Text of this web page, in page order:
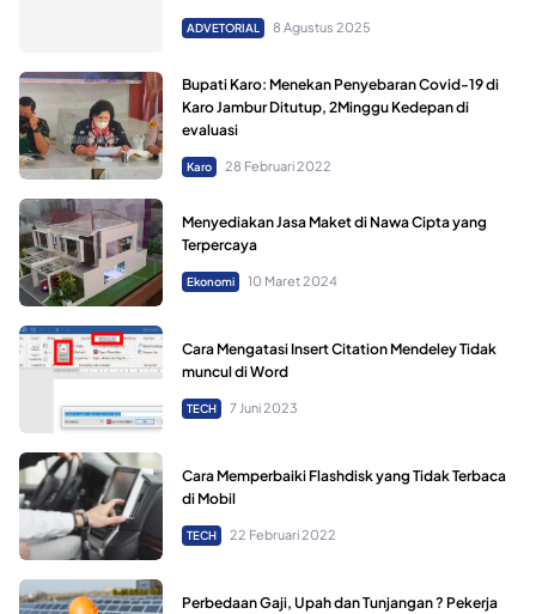
ADVETORIAL 8 Agustus 2025
Bupati Karo: Menekan Penyebaran Covid-19 di
Karo Jambur Ditutup, 2Minggu Kedepan di
evaluasi
Karo 28 Februari 2022
Menyediakan Jasa Maket di Nawa Cipta yang
Terpercaya
Ekonomi 10 Maret 2024
Cara Mengatasi Insert Citation Mendeley Tidak
muncul di Word
TECH 7 Juni 2023
Cara Memperbaiki Flashdisk yang Tidak Terbaca
di Mobil
TECH 22 Februari 2022
Perbedaan Gaji, Upah dan Tunjangan ? Pekerja